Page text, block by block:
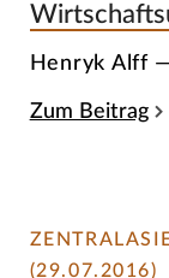
Henryk Alff
Zum Beitrag
(29.07.2016)